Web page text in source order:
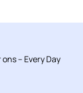
ons – Every Day